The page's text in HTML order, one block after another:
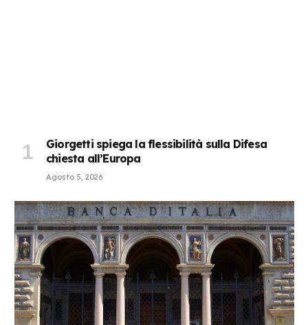
Giorgetti spiega la flessibilità sulla Difesa
chiesta all’Europa
Agosto 5, 2026